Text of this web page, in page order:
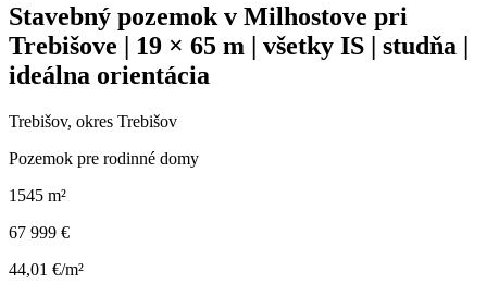
Stavebný pozemok v Milhostove pri
Trebišove | 19 × 65 m | všetky IS | studňa |
ideálna orientácia
Trebišov, okres Trebišov
Pozemok pre rodinné domy
1545 m²
67 999 €
44,01 €/m²